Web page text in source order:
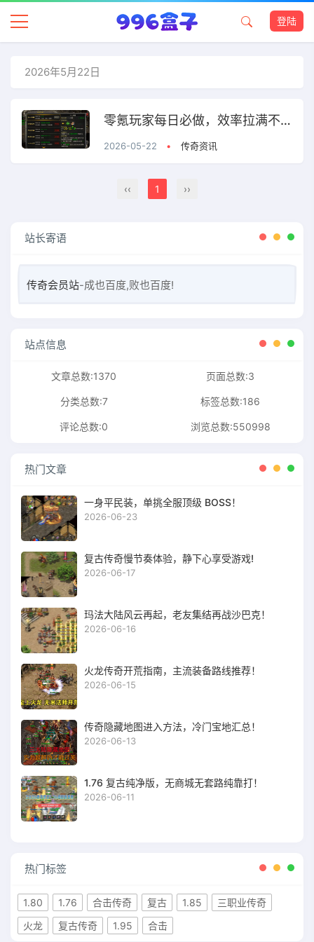
登陆
2026年5月22日
零氪玩家每日必做，效率拉满不浪费时间！
2026-05-22 • 传奇资讯
‹‹ 1 ››
站长寄语
传奇会员站-成也百度,败也百度!
站点信息
文章总数:1370 页面总数:3
分类总数:7 标签总数:186
评论总数:0 浏览总数:550998
热门文章
一身平民装，单挑全服顶级 BOSS！
2026-06-23
复古传奇慢节奏体验，静下心享受游戏!
2026-06-17
玛法大陆风云再起，老友集结再战沙巴克！
2026-06-16
火龙传奇开荒指南，主流装备路线推荐！
2026-06-15
传奇隐藏地图进入方法，冷门宝地汇总！
2026-06-13
1.76 复古纯净版，无商城无套路纯靠打！
2026-06-11
热门标签
1.80 1.76 合击传奇 复古 1.85
三职业传奇
火龙
复古传奇 1.95 合击